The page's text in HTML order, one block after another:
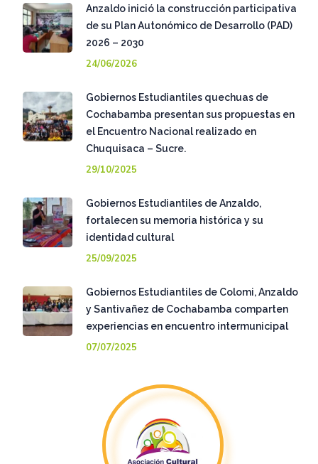
Anzaldo inició la construcción participativa
de su Plan Autonómico de Desarrollo (PAD)
2026 – 2030
24/06/2026
Gobiernos Estudiantiles quechuas de
Cochabamba presentan sus propuestas en
el Encuentro Nacional realizado en
Chuquisaca – Sucre.
29/10/2025
Gobiernos Estudiantiles de Anzaldo,
fortalecen su memoria histórica y su
identidad cultural
25/09/2025
Gobiernos Estudiantiles de Colomi, Anzaldo
y Santivañez de Cochabamba comparten
experiencias en encuentro intermunicipal
07/07/2025